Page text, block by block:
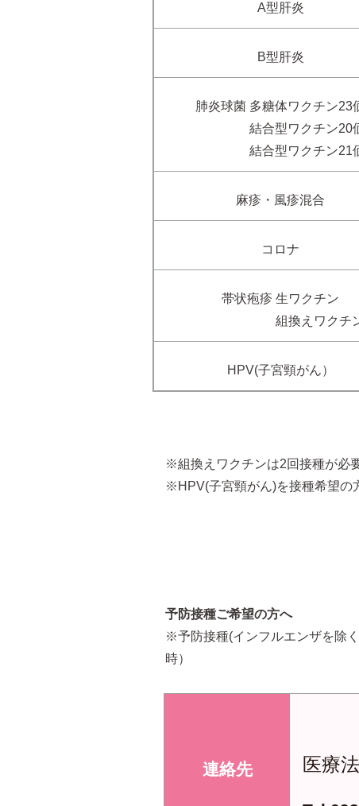
A型肝炎
B型肝炎
肺炎球菌 多糖体ワクチン23
結合型ワクチン20
結合型ワクチン21
麻疹・風疹混合
コロナ
帯状疱疹 生ワクチン
組換えワクチ
HPV(子宮頸がん）
※組換えワクチンは2回接種が必
※HPV(子宮頸がん)を接種希望の
予防接種ご希望の方へ
※予防接種(インフルエンザを除
時）
連絡先 医療